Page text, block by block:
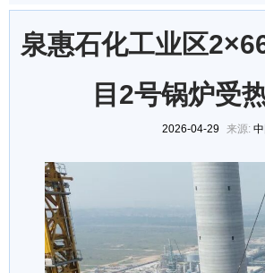
泉惠石化工业区
目2号锅炉受
2026-04-29 来源: